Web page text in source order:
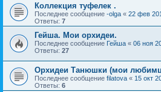
Коллекция туфелек .
Последнее сообщение -olga « 22 фев
Ответы: 7
Гейша. Мои орхидеи.
Последнее сообщение Гейша « 06 ноя
Ответы: 27
Орхидеи Танюшки (мои
Последнее сообщение filatova « 15 окт
Ответы: 6